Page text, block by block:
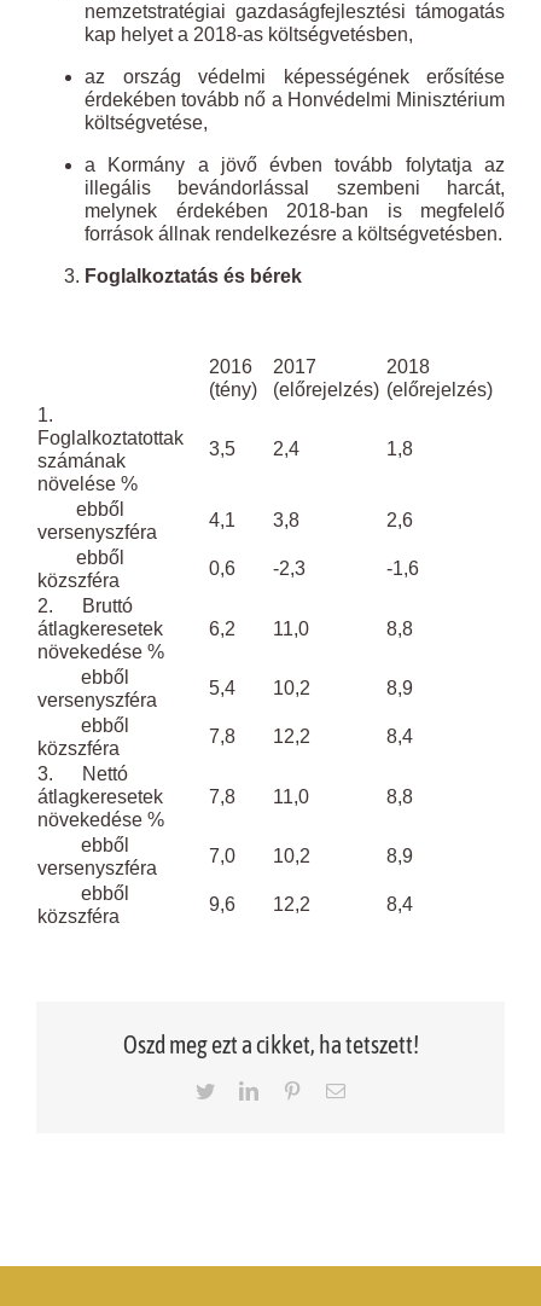
nemzetstratégiai gazdaságfejlesztési támogatás
kap helyet a 2018-as költségvetésben,
az ország védelmi képességének erősítése
érdekében tovább nő a Honvédelmi Minisztérium
költségvetése,
a Kormány a jövő évben tovább folytatja az
illegális bevándorlással szembeni harcát,
melynek érdekében 2018-ban is megfelelő
források állnak rendelkezésre a költségvetésben.
Foglalkoztatás és bérek
2016
(tény)
2017
(előrejelzés)
2018
(előrejelzés)
1.
Foglalkoztatottak
számának
növelése %
3,5 2,4 1,8
ebből
versenyszféra
4,1 3,8
2,6
ebből
közszféra
0,6 -2,3
-1,6
2. Bruttó
átlagkeresetek
növekedése %
6,2 11,0 8,8
ebből
versenyszféra
5,4 10,2
8,9
ebből
közszféra
7,8 12,2
8,4
3. Nettó
átlagkeresetek
növekedése %
7,8 11,0 8,8
ebből
versenyszféra
7,0 10,2
8,9
ebből
közszféra
9,6 12,2 8,4
Oszd meg ezt a cikket, ha tetszett!
TwitterLinkedInPinterestEmail